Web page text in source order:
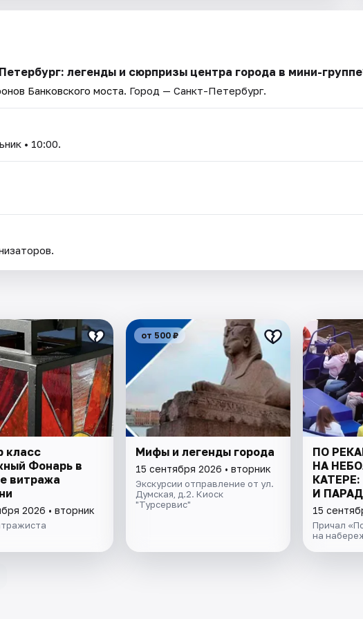
легенды и сюрпризы центра города в мини-
Банковского моста. Город — Санкт-Петербург.
• 10:00.
класс
Фонарь в
витража
2026 • вторник
от 500 ₽
Мифы и легенды города
15 сентября 2026 • вторник
Экскурсии отправление от ул.
Думская, д.2. Киоск
"Турсервис"
ПО
НА
И
15
Причал
на